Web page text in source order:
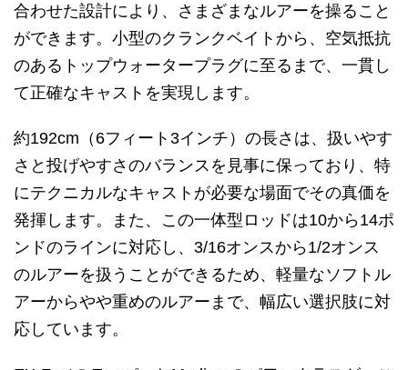
合わせた設計により、さまざまなルアーを操ること
ができます。小型のクランクベイトから、空気抵抗
のあるトップウォータープラグに至るまで、一貫し
て正確なキャストを実現します。
約192cm（6フィート3インチ）の長さは、扱いやす
さと投げやすさのバランスを見事に保っており、特
にテクニカルなキャストが必要な場面でその真価を
発揮します。また、この一体型ロッドは10から14ポ
ンドのラインに対応し、3/16オンスから1/2オンス
のルアーを扱うことができるため、軽量なソフトル
アーからやや重めのルアーまで、幅広い選択肢に対
応しています。